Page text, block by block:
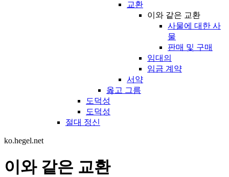
교환
이와 같은 교환
사물에 대한 사
물
판매 및 구매
임대의
임금 계약
서약
옳고 그름
도덕성
도덕성
절대 정신
ko.hegel.net
이와 같은 교환